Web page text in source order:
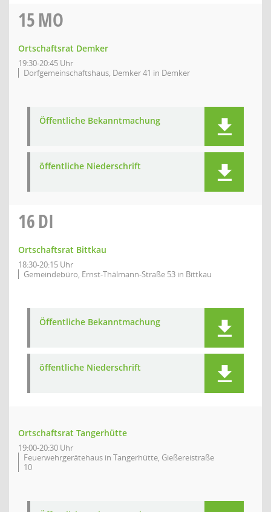
15MO
Ortschaftsrat Demker
19:30-20:45 Uhr
Dorfgemeinschaftshaus, Demker 41 in Demker
Öffentliche Bekanntmachung
öffentliche Niederschrift
16DI
Ortschaftsrat Bittkau
18:30-20:15 Uhr
Gemeindebüro, Ernst-Thälmann-Straße 53 in Bittkau
Öffentliche Bekanntmachung
öffentliche Niederschrift
Ortschaftsrat Tangerhütte
19:00-20:30 Uhr
Feuerwehrgerätehaus in Tangerhütte, Gießereistraße
10